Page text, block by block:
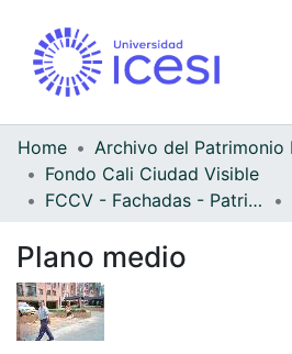
Home
Fondo Cali Ciudad Visible
FCCV - Fachadas - Patrimonial
Plano medio